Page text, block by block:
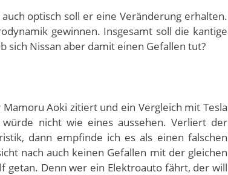
optisch soll er eine Veränderung erhalten.
gewinnen. Insgesamt soll die kantige
Nissan aber damit einen Gefallen tut?
Aoki zitiert und ein Vergleich mit Tesla
nicht wie eines aussehen. Verliert der
dann empfinde ich es als einen falschen
nach auch keinen Gefallen mit der gleichen
getan. Denn wer ein Elektroauto fährt, der will